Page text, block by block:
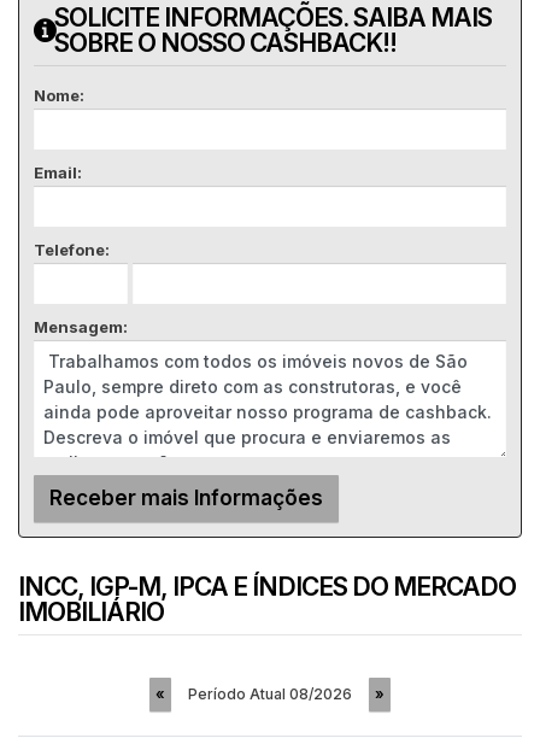
SOLICITE INFORMAÇÕES. SAIBA MAIS
SOBRE O NOSSO CASHBACK!!
Nome:
Email:
Telefone:
Mensagem:
INCC, IGP-M, IPCA E ÍNDICES DO MERCADO
IMOBILIÁRIO
« Período Atual 08/2026 »